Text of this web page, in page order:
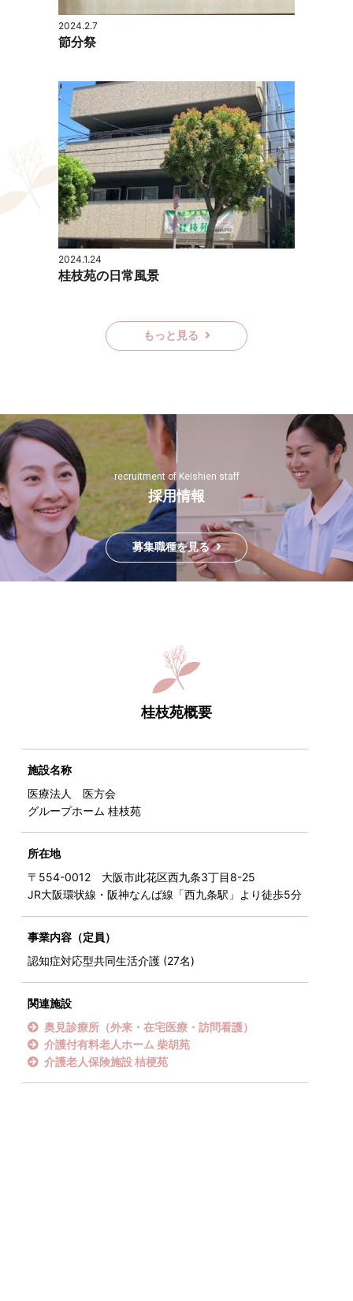
2024.2.7
節分祭
2024.1.24
桂枝苑の日常風景
もっと見る
採用情報
募集職種を見る
桂枝苑概要
施設名称
医療法人 医方会
グループホーム 桂枝苑
所在地
〒554-0012 大阪市此花区西九条3丁目8-25
JR大阪環状線・阪神なんば線「西九条駅」より徒歩5分
事業内容（定員）
認知症対応型共同生活介護 (27名)
関連施設
奥見診療所（外来・在宅医療・訪問看護）
介護付有料老人ホーム 柴胡苑
介護老人保険施設 桔梗苑